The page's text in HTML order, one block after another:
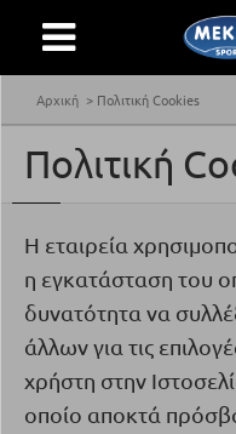
Αρχική Πολιτική Cookies
Πολιτική
Η εταιρεία
η εγκατάσταση του
δυνατότητα να
άλλων για τις
χρήστη στην
οποίο αποκτά